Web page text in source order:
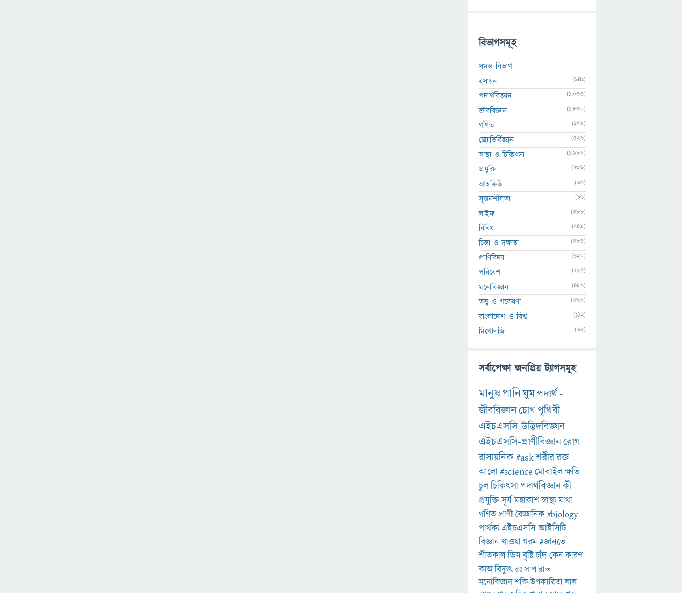
বিভাগসমূহ
সমস্ত বিভাগ
রসায়ন
(641)
পদার্থবিজ্ঞান (1,035)
জীববিজ্ঞান (1,830)
গণিত (159)
জ্যোতির্বিজ্ঞান (526)
স্বাস্থ্য ও চিকিৎসা (1,989)
প্রযুক্তি (736)
আইকিউ (67)
সৃজনশীলতা (81)
লাইফ (388)
বিবিধ (749)
চিন্তা ও দক্ষতা (385)
প্রাণিবিদ্যা (620)
পরিবেশ (225)
মনোবিজ্ঞান (487)
তত্ত্ব ও গবেষণা (669)
বাংলাদেশ ও বিশ্ব (112)
মিথোলজি (62)
সর্বাপেক্ষা জনপ্রিয় ট্যাগসমূহ
মানুষপানিঘুমপদার্থ-
জীববিজ্ঞানচোখপৃথিবী
এইচএসসি-উদ্ভিদবিজ্ঞান
এইচএসসি-প্রাণীবিজ্ঞানরোগ
রাসায়নিক#askশরীররক্ত
আলো#scienceমোবাইলক্ষতি
চুলচিকিৎসাপদার্থবিজ্ঞানকী
প্রযুক্তিসূর্যমহাকাশস্বাস্থ্যমাথা
গণিত প্রাণীবৈজ্ঞানিক#biology
পার্থক্য এইচএসসি-আইসিটি
বিজ্ঞানখাওয়াগরম#জানতে
শীতকালডিমবৃষ্টিচাঁদকেনকারণ
কাজবিদ্যুৎরংসাপরাত
মনোবিজ্ঞানশক্তিউপকারিতালাল